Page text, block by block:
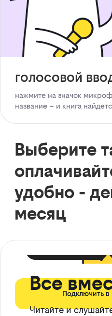
голосовой
нажмите на значок
название – и книга
Выберите
удобно -
месяц
Все
Читайте и
Подключить